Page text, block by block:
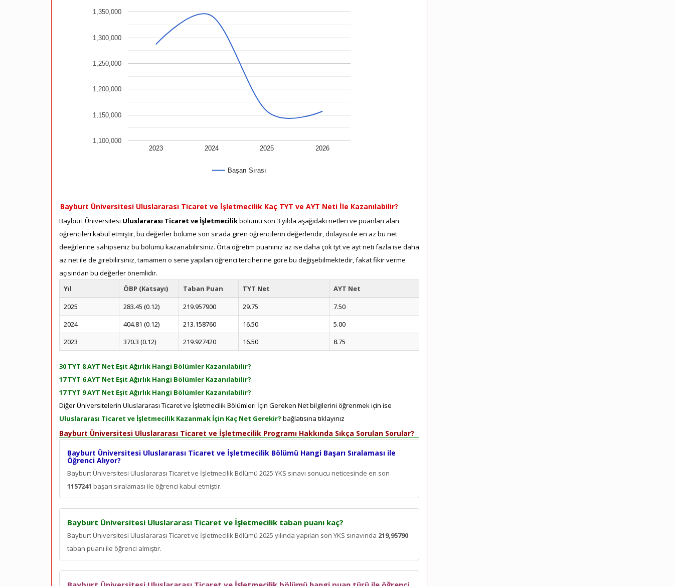
Başarı Sırası
2023 2024 2025 2026
1,100,000
1,150,000
1,200,000
1,250,000
1,300,000
1,350,000
Bayburt Üniversitesi Uluslararası Ticaret ve İşletmecilik Kaç TYT ve AYT Neti İle Kazanılabilir?
Bayburt Üniversitesi Uluslararası Ticaret ve İşletmecilikbölümü son 3 yılda aşağıdaki netleri ve puanları alan
öğrencileri kabul etmiştir, bu değerler bölüme son sırada giren öğrencilerin değerleridir, dolayısı ile en az bu net
deeğrlerine sahipseniz bu bölümü kazanabilirsiniz. Örta öğretim puanınız az ise daha çok tyt ve ayt neti fazla ise daha
az net ile de girebilirsiniz, tamamen o sene yapılan öğrenci terciherine göre bu değişebilmektedir, fakat fikir verme
açısından bu değerler önemlidir.
Yıl
ÖBP (Katsayı) Taban Puan TYT Net
AYT Net
2025
283.45 (0.12) 219.957900 29.75
7.50
2024
404.81 (0.12) 213.158760 16.50
5.00
2023
370.3 (0.12) 219.927420 16.50 8.75
30 TYT 8 AYT Net Eşit Ağırlık Hangi Bölümler Kazanılabilir?
17 TYT 6 AYT Net Eşit Ağırlık Hangi Bölümler Kazanılabilir?
17 TYT 9 AYT Net Eşit Ağırlık Hangi Bölümler Kazanılabilir?
Diğer Üniversitelerin Uluslararası Ticaret ve İşletmecilik Bölümleri İçin Gereken Net bilgilerini öğrenmek için ise
Uluslararası Ticaret ve İşletmecilik Kazanmak İçin Kaç Net Gerekir? bağlatısına tıklayınız
Bayburt Üniversitesi Uluslararası Ticaret ve İşletmecilik Programı Hakkında Sıkça Sorulan Sorular?
Bayburt Üniversitesi Uluslararası Ticaret ve İşletmecilik Bölümü Hangi Başarı Sıralaması ile
Öğrenci Alıyor?
Bayburt Üniversitesi Uluslararası Ticaret ve İşletmecilik Bölümü 2025 YKS sınavı sonucu neticesinde en son
1157241 başarı sıralaması ile öğrenci kabul etmiştir.
Bayburt Üniversitesi Uluslararası Ticaret ve İşletmecilik taban puanı kaç?
Bayburt Üniversitesi Uluslararası Ticaret ve İşletmecilik Bölümü 2025 yılında yapılan son YKS sınavında 219,95790
taban puanı ile öğrenci almıştır.